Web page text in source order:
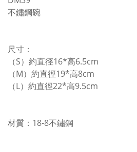
不鏽鋼碗
尺寸：
（S）約直徑16*高6.5cm
（M）約直徑19*高8cm
（L）約直徑22*高9.5cm
材質：18-8不鏽鋼